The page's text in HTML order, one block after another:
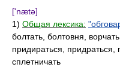
['nætə]
1) Общая лексика:
болтать, болтовня,
придираться, придраться,
сплетничать